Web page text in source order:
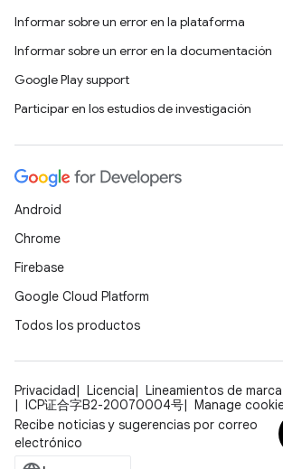
Informar sobre un error en la plataforma
Informar sobre un error en la documentación
Google Play support
Participar en los estudios de investigación
Android
Chrome
Firebase
Google Cloud Platform
Todos los productos
Privacidad Licencia
Lineamientos de marca
ICP证合字B2-20070004号
Manage
Recibe noticias y sugerencias por correo
electrónico